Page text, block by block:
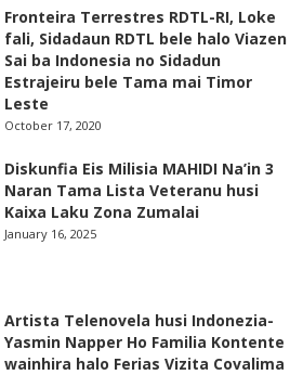
Fronteira Terrestres RDTL-RI, Loke
fali, Sidadaun RDTL bele halo Viazen
Sai ba Indonesia no Sidadun
Estrajeiru bele Tama mai Timor
Leste
October 17, 2020
Diskunfia Eis Milisia MAHIDI Na’in 3
Naran Tama Lista Veteranu husi
Kaixa Laku Zona Zumalai
January 16, 2025
Artista Telenovela husi Indonezia-
Yasmin Napper Ho Familia Kontente
wainhira halo Ferias Vizita Covalima